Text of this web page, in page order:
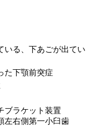
いる、下あごが出てい
た下顎前突症
ブラケット装置
左右側第一小臼歯